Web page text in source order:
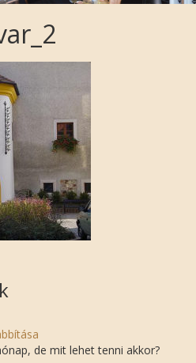
de mit lehet tenni akkor?